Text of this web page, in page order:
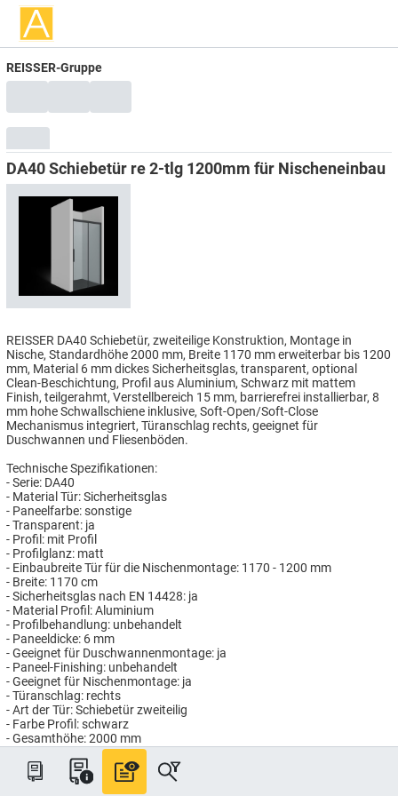
REISSER-Gruppe
DA40 Schiebetür re 2-tlg 1200mm für Nischeneinbau
REISSER DA40 Schiebetür, zweiteilige Konstruktion, Montage in
Nische, Standardhöhe 2000 mm, Breite 1170 mm erweiterbar bis 1200
mm, Material 6 mm dickes Sicherheitsglas, transparent, optional
Clean-Beschichtung, Profil aus Aluminium, Schwarz mit mattem
Finish, teilgerahmt, Verstellbereich 15 mm, barrierefrei installierbar, 8
mm hohe Schwallschiene inklusive, Soft-Open/Soft-Close
Mechanismus integriert, Türanschlag rechts, geeignet für
Duschwannen und Fliesenböden.
Technische Spezifikationen:
- Serie: DA40
- Material Tür: Sicherheitsglas
- Paneelfarbe: sonstige
- Transparent: ja
- Profil: mit Profil
- Profilglanz: matt
- Einbaubreite Tür für die Nischenmontage: 1170 - 1200 mm
- Breite: 1170 cm
- Sicherheitsglas nach EN 14428: ja
- Material Profil: Aluminium
- Profilbehandlung: unbehandelt
- Paneeldicke: 6 mm
- Geeignet für Duschwannenmontage: ja
- Paneel-Finishing: unbehandelt
- Geeignet für Nischenmontage: ja
- Türanschlag: rechts
- Art der Tür: Schiebetür zweiteilig
- Farbe Profil: schwarz
- Gesamthöhe: 2000 mm
- Geeignet für Fliesenbodenmontage: ja
Artikelnummer: HG871704/120